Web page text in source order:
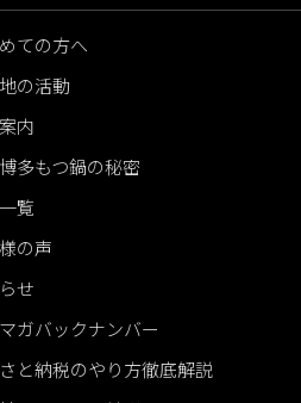
ての方へ
の活動
内
多もつ鍋の秘密
覧
の声
せ
ガバックナンバー
と納税のやり方徹底解説